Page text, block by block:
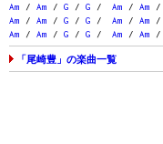
Am / Am / G / G / Am / Am /
Am / Am / G / G / Am / Am /
Am / Am / G / G / Am / Am /
「尾崎豊」の楽曲一覧